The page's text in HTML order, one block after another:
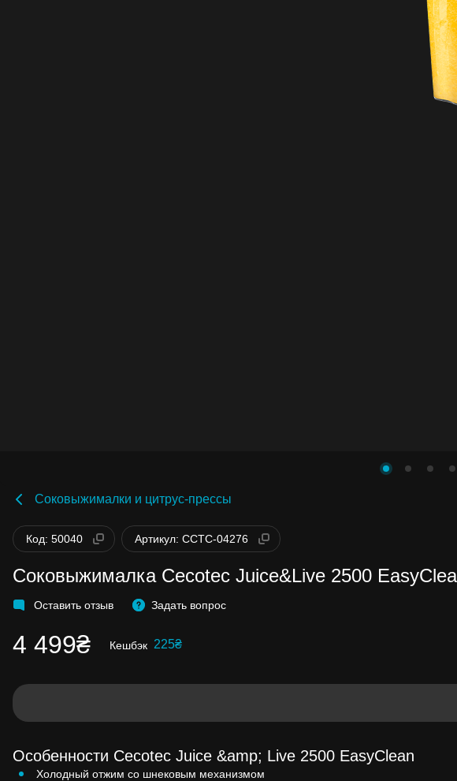
Соковыжималки и цитрус-прессы
Код: 50040 Артикул: CCTC-04276
Соковыжималка Cecotec Juice&Live 2500
Оставить отзыв Задать вопрос
4 499₴ Кешбэк 225₴
дней после покупки.
Баланс можно проверить в личном кабинете
в разделе «Мои бонусы».
Накопленными бонусами можно оплатить
до 99% стоимости следующей покупки:
детальнее
Особенности Cecotec Juice &amp; Live 2500 EasyClean
Холодный отжим со шнековым механизмом